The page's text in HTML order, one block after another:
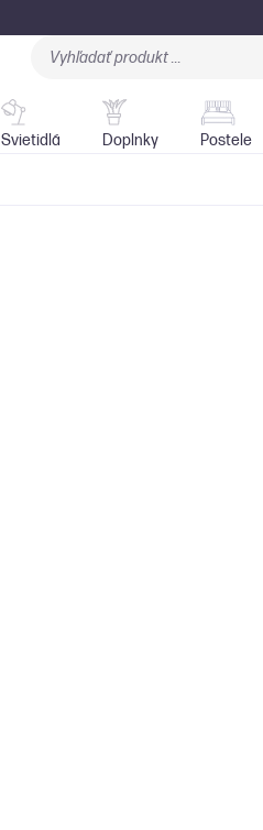
Svietidlá
Svietidlá Doplnky Postele